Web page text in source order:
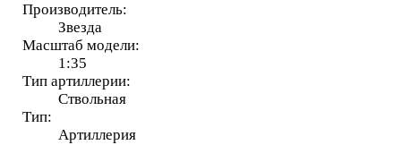
Производитель:
Звезда
Масштаб модели:
1:35
Тип артиллерии:
Ствольная
Тип:
Артиллерия